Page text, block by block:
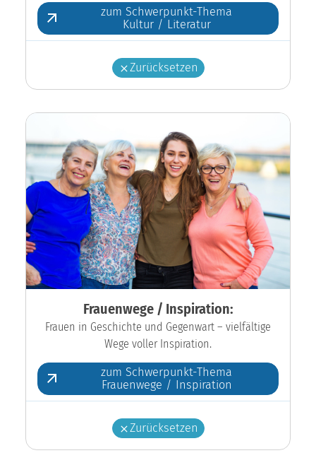
zum Schwerpunkt-Thema
Kultur / Literatur
Zurücksetzen
Frauenwege / Inspiration:
Frauen in Geschichte und Gegenwart – vielfältige
Wege voller Inspiration.
zum Schwerpunkt-Thema
Frauenwege / Inspiration
Zurücksetzen